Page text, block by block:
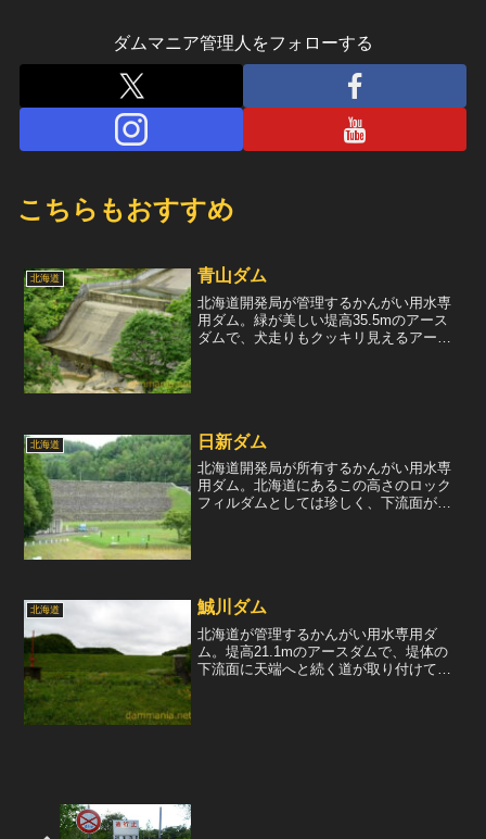
ダムマニア管理人をフォローする
こちらもおすすめ
北海道 青山ダム
北海道開発局が管理するかんがい用水専
用ダム。緑が美しい堤高35.5mのアース
ダムで、犬走りもクッキリ見えるアース
北海道 日新ダム
北海道開発局が所有するかんがい用水専
用ダム。北海道にあるこの高さのロック
フィルダムとしては珍しく、下流面が芝
北海道 鯎川ダム
北海道が管理するかんがい用水専用ダ
ム。堤高21.1mのアースダムで、堤体の
下流面に天端へと続く道が取り付けてあ